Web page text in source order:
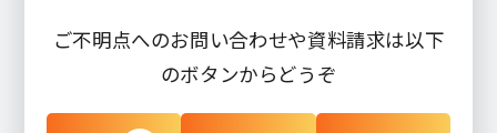
ご不明点へのお問い合わせや資料請求は以下
のボタンからどうぞ